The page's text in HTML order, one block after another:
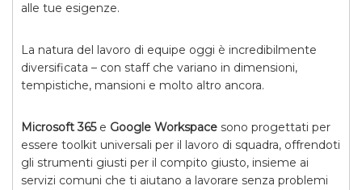
alle tue esigenze.
La natura del lavoro di equipe oggi è incredibilmente
diversificata – con staff che variano in dimensioni,
tempistiche, mansioni e molto altro ancora.
Microsoft 365e Google Workspace sono progettati per
essere toolkit universali per il lavoro di squadra, offrendoti
gli strumenti giusti per il compito giusto, insieme ai
servizi comuni che ti aiutano a lavorare senza problemi